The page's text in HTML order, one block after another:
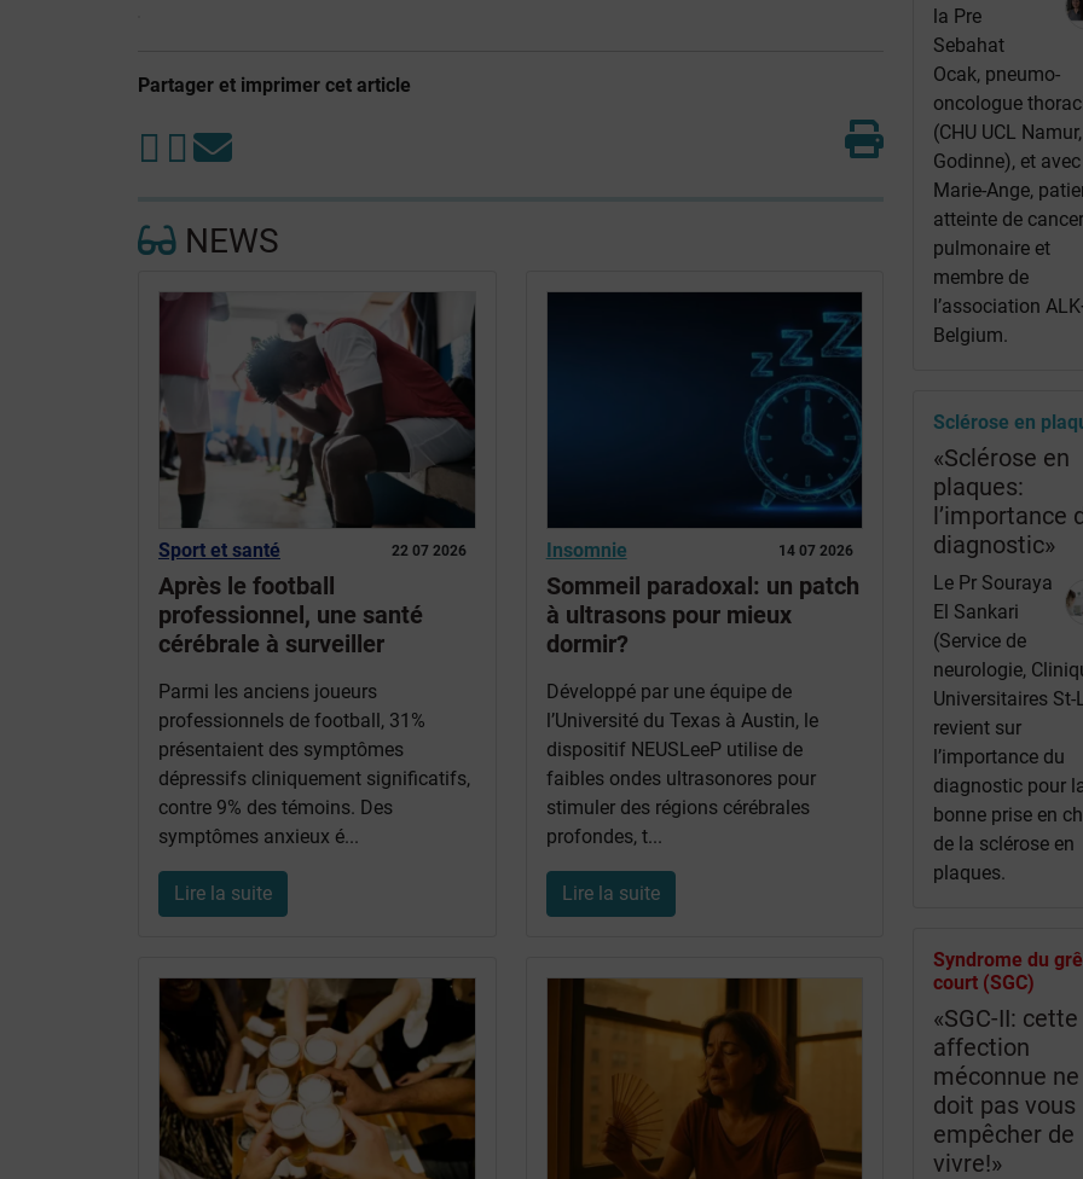
Partager et imprimer cet article
NEWS
22 07 2026
Sport et santé
Après le football
professionnel, une santé
cérébrale à surveiller
Parmi les anciens joueurs
professionnels de football, 31%
présentaient des symptômes
dépressifs cliniquement significatifs,
contre 9% des témoins. Des
symptômes anxieux é...
Lire la suite
14 07 2026
Insomnie
Sommeil paradoxal: un patch
à ultrasons pour mieux
dormir?
Développé par une équipe de
l’Université du Texas à Austin, le
dispositif NEUSLeeP utilise de
faibles ondes ultrasonores pour
stimuler des régions cérébrales
profondes, t...
Lire la suite
la Pre
Sebahat
Ocak, pneumo-
oncologue
(CHU UCL Namur,
Godinne), et avec
Marie-Ange,
atteinte de cancer
pulmonaire et
membre de
l’association
Belgium.
Sclérose en
«Sclérose en
plaques:
l’importance
diagnostic»
Le Pr Souraya
El Sankari
(Service de
neurologie,
Universitaires St-
revient sur
l’importance du
diagnostic pour
bonne prise en
de la sclérose en
plaques.
Syndrome du
court (SGC)
«SGC-II: cette
affection
méconnue ne
doit pas vous
empêcher de
vivre!»